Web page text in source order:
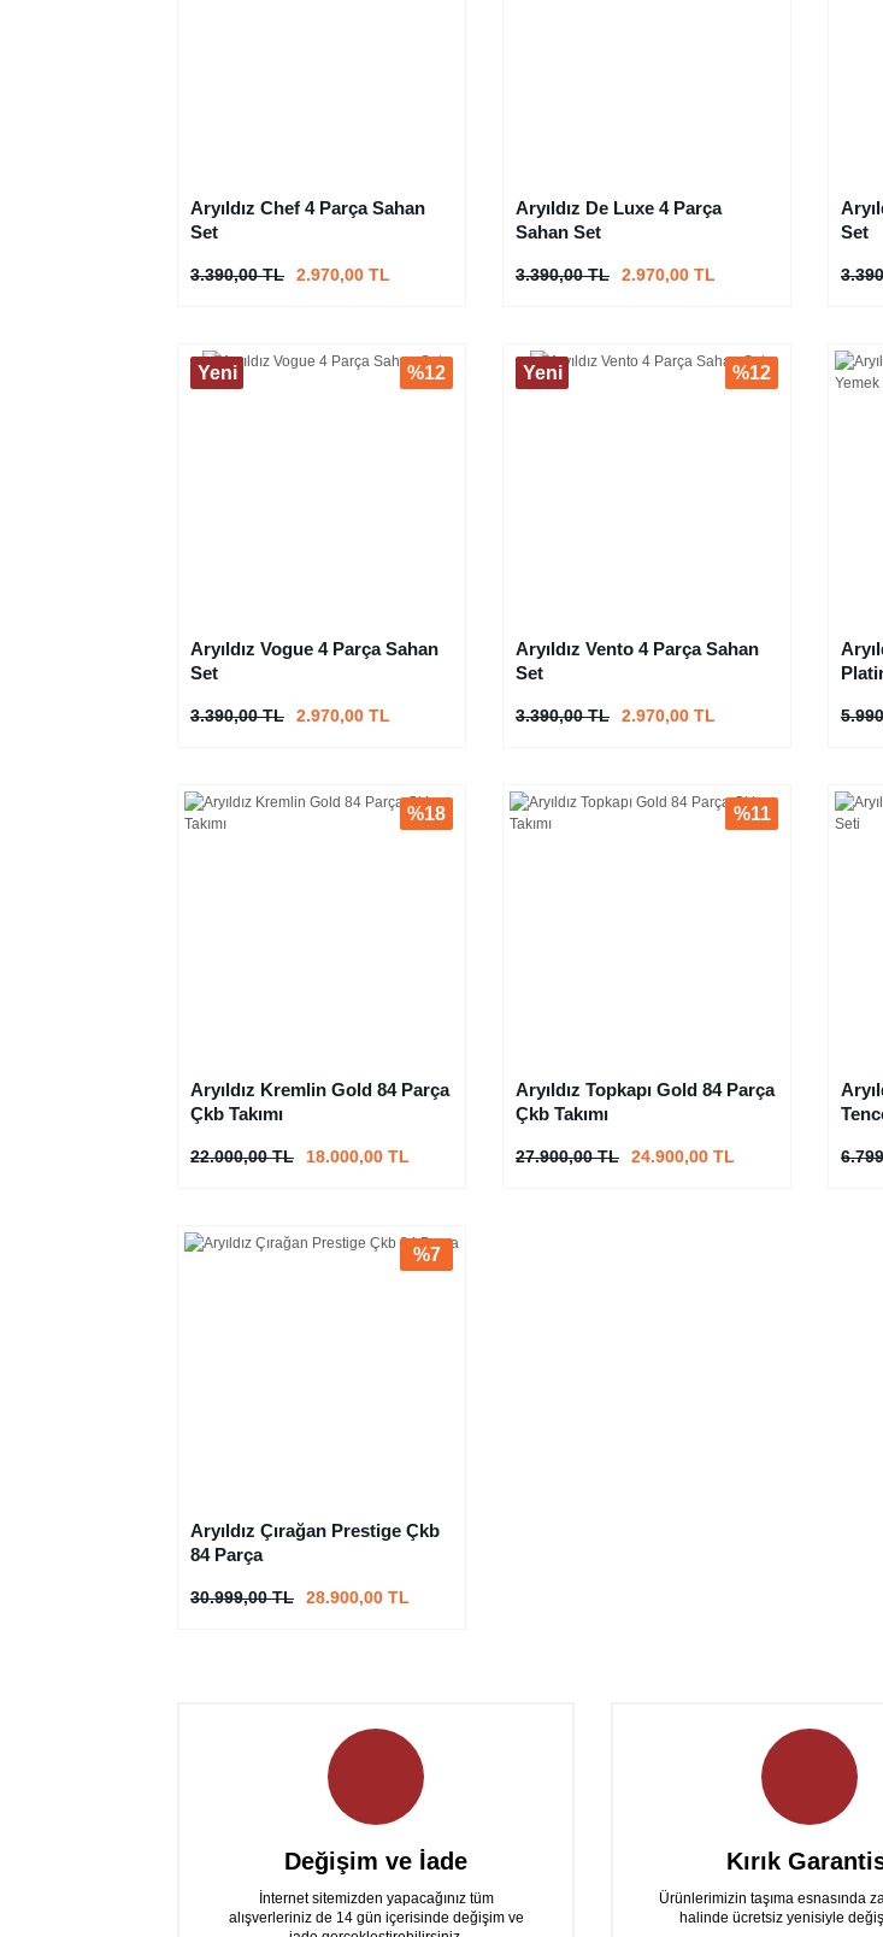
Aryıldız Chef 4 Parça Sahan
Set
3.390,00 TL 2.970,00 TL
Aryıldız De Luxe 4 Parça
Sahan Set
3.390,00 TL 2.970,00 TL
Set
Yeni %12
Aryıldız Vogue 4 Parça Sahan
Set
3.390,00 TL 2.970,00 TL
Yeni %12
Aryıldız Vento 4 Parça Sahan
Set
3.390,00 TL 2.970,00 TL
%18
Aryıldız Kremlin Gold 84 Parça
Çkb Takımı
22.000,00 TL 18.000,00 TL
%11
Aryıldız Topkapı Gold 84 Parça
Çkb Takımı
27.900,00 TL 24.900,00 TL
%7
Aryıldız Çırağan Prestige Çkb
84 Parça
30.999,00 TL 28.900,00 TL
Değişim ve İade
İnternet sitemizden yapacağınız tüm
alışverleriniz de 14 gün içerisinde değişim ve
Kırık
Ürünlerimizin taşıma esnasında
halinde ücretsiz yenisiyle